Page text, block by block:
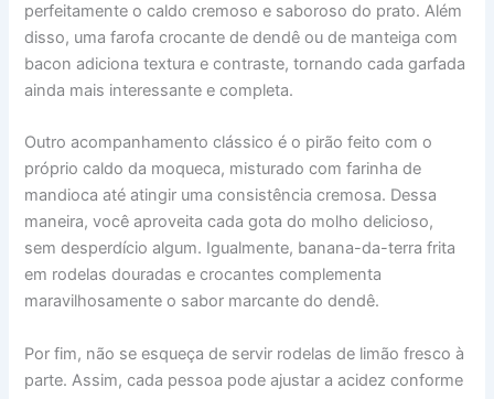
perfeitamente o caldo cremoso e saboroso do prato. Além
disso, uma farofa crocante de dendê ou de manteiga com
bacon adiciona textura e contraste, tornando cada garfada
ainda mais interessante e completa.
Outro acompanhamento clássico é o pirão feito com o
próprio caldo da moqueca, misturado com farinha de
mandioca até atingir uma consistência cremosa. Dessa
maneira, você aproveita cada gota do molho delicioso,
sem desperdício algum. Igualmente, banana-da-terra frita
em rodelas douradas e crocantes complementa
maravilhosamente o sabor marcante do dendê.
Por fim, não se esqueça de servir rodelas de limão fresco à
parte. Assim, cada pessoa pode ajustar a acidez conforme